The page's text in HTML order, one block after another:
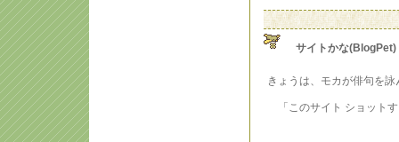
サイトかな(BlogPet)
きょうは、モカが俳句を
「このサイト ショット